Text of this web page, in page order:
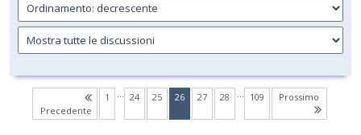
Precedente
1 … 24 25 26(current)
27 28 … 109 Prossimo